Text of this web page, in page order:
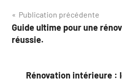
Navigation
de
Publication précédente
Guide ultime pour une
réussie.
Rénovation intérieure :